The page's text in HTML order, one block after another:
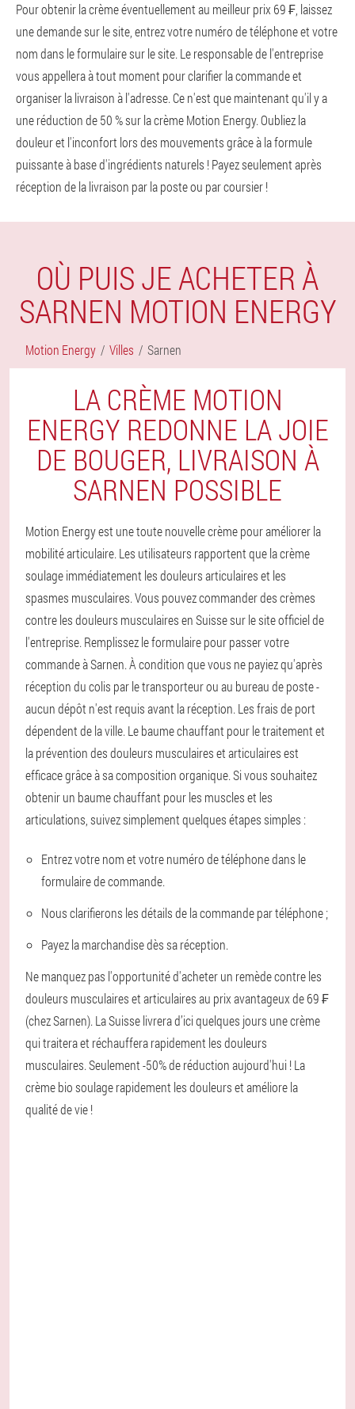
Pour obtenir la crème éventuellement au meilleur prix 69 ₣, laissez
une demande sur le site, entrez votre numéro de téléphone et votre
nom dans le formulaire sur le site. Le responsable de l'entreprise
vous appellera à tout moment pour clarifier la commande et
organiser la livraison à l'adresse. Ce n'est que maintenant qu'il y a
une réduction de 50 % sur la crème Motion Energy. Oubliez la
douleur et l'inconfort lors des mouvements grâce à la formule
puissante à base d'ingrédients naturels ! Payez seulement après
réception de la livraison par la poste ou par coursier !
OÙ PUIS JE ACHETER À
SARNEN MOTION ENERGY
Motion Energy Villes Sarnen
LA CRÈME MOTION
ENERGY REDONNE LA JOIE
DE BOUGER, LIVRAISON À
SARNEN POSSIBLE
Motion Energy est une toute nouvelle crème pour améliorer la
mobilité articulaire. Les utilisateurs rapportent que la crème
soulage immédiatement les douleurs articulaires et les
spasmes musculaires. Vous pouvez commander des crèmes
contre les douleurs musculaires en Suisse sur le site officiel de
l'entreprise. Remplissez le formulaire pour passer votre
commande à Sarnen. À condition que vous ne payiez qu'après
réception du colis par le transporteur ou au bureau de poste -
aucun dépôt n'est requis avant la réception. Les frais de port
dépendent de la ville. Le baume chauffant pour le traitement et
la prévention des douleurs musculaires et articulaires est
efficace grâce à sa composition organique. Si vous souhaitez
obtenir un baume chauffant pour les muscles et les
articulations, suivez simplement quelques étapes simples :
Entrez votre nom et votre numéro de téléphone dans le
formulaire de commande.
Nous clarifierons les détails de la commande par téléphone ;
Payez la marchandise dès sa réception.
Ne manquez pas l'opportunité d'acheter un remède contre les
douleurs musculaires et articulaires au prix avantageux de 69 ₣
(chez Sarnen). La Suisse livrera d’ici quelques jours une crème
qui traitera et réchauffera rapidement les douleurs
musculaires. Seulement -50% de réduction aujourd'hui ! La
crème bio soulage rapidement les douleurs et améliore la
qualité de vie !